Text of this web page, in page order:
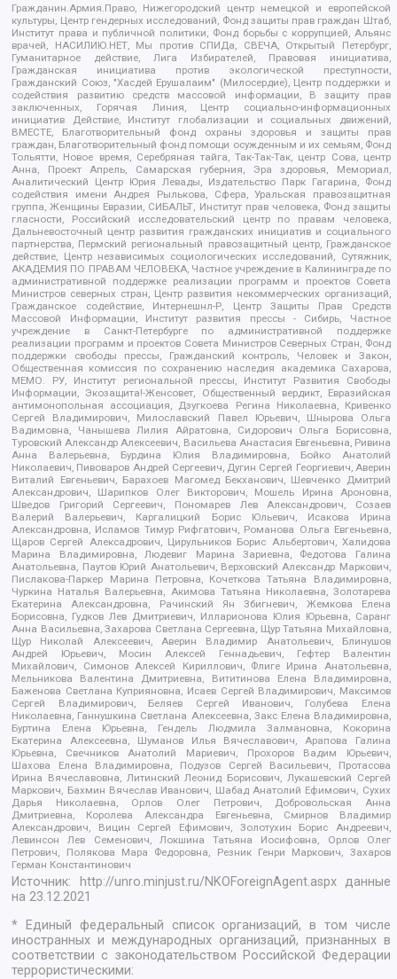
Гражданин.Армия.Право, Нижегородский центр немецкой и европейской
культуры, Центр гендерных исследований, Фонд защиты прав граждан Штаб,
Институт права и публичной политики, Фонд борьбы с коррупцией, Альянс
врачей, НАСИЛИЮ.НЕТ, Мы против СПИДа, СВЕЧА, Открытый Петербург,
Гуманитарное действие, Лига Избирателей, Правовая инициатива,
Гражданская инициатива против экологической преступности,
Гражданский Союз, "Хасдей Ерушалаим" (Милосердие), Центр поддержки и
содействия развитию средств массовой информации, В защиту прав
заключенных, Горячая Линия, Центр социально-информационных
инициатив Действие, Институт глобализации и социальных движений,
ВМЕСТЕ, Благотворительный фонд охраны здоровья и защиты прав
граждан, Благотворительный фонд помощи осужденным и их семьям, Фонд
Тольятти, Новое время, Серебряная тайга, Так-Так-Так, центр Сова, центр
Анна, Проект Апрель, Самарская губерния, Эра здоровья, Мемориал,
Аналитический Центр Юрия Левады, Издательство Парк Гагарина, Фонд
содействия имени Андрея Рылькова, Сфера, Уральская правозащитная
группа, Женщины Евразии, СИБАЛЬТ, Институт прав человека, Фонд защиты
гласности, Российский исследовательский центр по правам человека,
Дальневосточный центр развития гражданских инициатив и социального
партнерства, Пермский региональный правозащитный центр, Гражданское
действие, Центр независимых социологических исследований, Сутяжник,
АКАДЕМИЯ ПО ПРАВАМ ЧЕЛОВЕКА, Частное учреждение в Калининграде по
административной поддержке реализации программ и проектов Совета
Министров северных стран, Центр развития некоммерческих организаций,
Гражданское содействие, Интернешнл-Р, Центр Защиты Прав Средств
Массовой Информации, Институт развития прессы - Сибирь, Частное
учреждение в Санкт-Петербурге по административной поддержке
реализации программ и проектов Совета Министров Северных Стран, Фонд
поддержки свободы прессы, Гражданский контроль, Человек и Закон,
Общественная комиссия по сохранению наследия академика Сахарова,
МЕМО. РУ, Институт региональной прессы, Институт Развития Свободы
Информации, Экозащита!-Женсовет, Общественный вердикт, Евразийская
антимонопольная ассоциация, Дзугкоева Регина Николаевна, Кривенко
Сергей Владимирович, Милославский Павел Юрьевич, Шнырова Ольга
Вадимовна, Чанышева Лилия Айратовна, Сидорович Ольга Борисовна,
Туровский Александр Алексеевич, Васильева Анастасия Евгеньевна, Ривина
Анна Валерьевна, Бурдина Юлия Владимировна, Бойко Анатолий
Николаевич, Пивоваров Андрей Сергеевич, Дугин Сергей Георгиевич, Аверин
Виталий Евгеньевич, Барахоев Магомед Бекханович, Шевченко Дмитрий
Александрович, Шарипков Олег Викторович, Мошель Ирина Ароновна,
Шведов Григорий Сергеевич, Пономарев Лев Александрович, Созаев
Валерий Валерьевич, Каргалицкий Борис Юльевич, Исакова Ирина
Александровна, Исламов Тимур Рифгатович, Романова Ольга Евгеньевна,
Щаров Сергей Алексадрович, Цирульников Борис Альбертович, Халидова
Марина Владимировна, Людевиг Марина Зариевна, Федотова Галина
Анатольевна, Паутов Юрий Анатольевич, Верховский Александр Маркович,
Пислакова-Паркер Марина Петровна, Кочеткова Татьяна Владимировна,
Чуркина Наталья Валерьевна, Акимова Татьяна Николаевна, Золотарева
Екатерина Александровна, Рачинский Ян Збигневич, Жемкова Елена
Борисовна, Гудков Лев Дмитриевич, Илларионова Юлия Юрьевна, Саранг
Анна Васильевна, Захарова Светлана Сергеевна, Щур Татьяна Михайловна,
Щур Николай Алексеевич, Аверин Владимир Анатольевич, Блинушов
Андрей Юрьевич, Мосин Алексей Геннадьевич, Гефтер Валентин
Михайлович, Симонов Алексей Кириллович, Флиге Ирина Анатольевна,
Мельникова Валентина Дмитриевна, Вититинова Елена Владимировна,
Баженова Светлана Куприяновна, Исаев Сергей Владимирович, Максимов
Сергей Владимирович, Беляев Сергей Иванович, Голубева Елена
Николаевна, Ганнушкина Светлана Алексеевна, Закс Елена Владимировна,
Буртина Елена Юрьевна, Гендель Людмила Залмановна, Кокорина
Екатерина Алексеевна, Шуманов Илья Вячеславович, Арапова Галина
Юрьевна, Свечников Анатолий Мариевич, Прохоров Вадим Юрьевич,
Шахова Елена Владимировна, Подузов Сергей Васильевич, Протасова
Ирина Вячеславовна, Литинский Леонид Борисович, Лукашевский Сергей
Маркович, Бахмин Вячеслав Иванович, Шабад Анатолий Ефимович, Сухих
Дарья Николаевна, Орлов Олег Петрович, Добровольская Анна
Дмитриевна, Королева Александра Евгеньевна, Смирнов Владимир
Александрович, Вицин Сергей Ефимович, Золотухин Борис Андреевич,
Левинсон Лев Семенович, Локшина Татьяна Иосифовна, Орлов Олег
Петрович, Полякова Мара Федоровна, Резник Генри Маркович, Захаров
Герман Константинович
Источник: http://unro.minjust.ru/NKOForeignAgent.aspxданные
на23.12.2021
* Единый федеральный список организаций, в том числе
иностранных и международных организаций, признанных в
соответствии с законодательством Российской Федерации
террористическими: